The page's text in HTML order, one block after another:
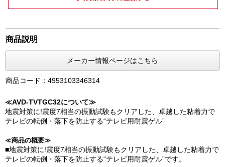
商品説明
メーカー情報ページはこちら
商品コード：4953103346314
≪AVD-TVTGC32について≫
地震対策に!震度7相当の振動試験もクリアした、卓越した粘着力で
テレビの転倒・落下を防止する“テレビ用耐震ゲル”
≪商品の概要≫
■地震対策に!震度7相当の振動試験もクリアした、卓越した粘着力で
テレビの転倒・落下を防止する“テレビ用耐震ゲル”です。